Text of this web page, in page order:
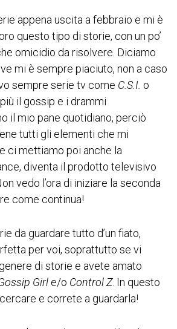
appena uscita a febbraio e mi è
questo tipo di storie, con un po’
omicidio da risolvere. Diciamo
mi è sempre piaciuto, non a caso
sempre serie tv come C.S.I. o
più il gossip e i drammi
il mio pane quotidiano, perciò
tutti gli elementi che mi
ci mettiamo poi anche la
diventa il prodotto televisivo
vedo l’ora di iniziare la seconda
come continua!
da guardare tutto d’un fiato,
per voi, soprattutto se vi
di storie e avete amato
Girl e/o Control Z. In questo
e correte a guardarla!